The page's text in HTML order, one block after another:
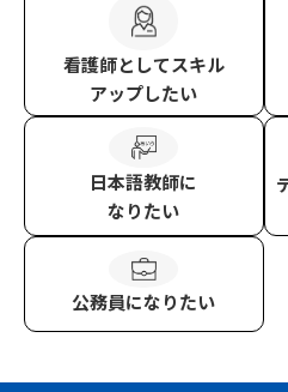
看護師としてスキル
アップしたい
日本語教師に
なりたい
公務員になりたい